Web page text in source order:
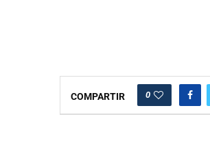
COMPARTIR 0